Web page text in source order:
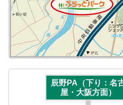
辰野PA（下り：名
屋・大阪方面）